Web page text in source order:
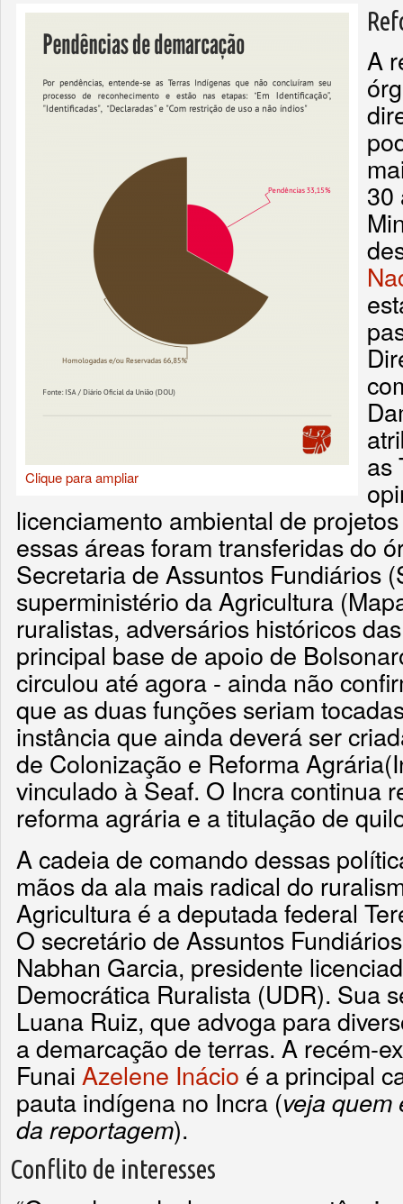
Clique para ampliar
A
30
as
licenciamento ambiental de
essas áreas foram transferidas do
Secretaria de Assuntos Fundiários
superministério da Agricultura
ruralistas, adversários históricos
principal base de apoio de
circulou até agora - ainda não
que as duas funções seriam
instância que ainda deverá ser
de Colonização e Reforma
vinculado à Seaf. O Incra continua
reforma agrária e a titulação de
A cadeia de comando dessas
mãos da ala mais radical do
Agricultura é a deputada federal
O secretário de Assuntos
Nabhan Garcia, presidente
Democrática Ruralista (UDR). Sua
Luana Ruiz, que advoga para
a demarcação de terras. A recém-
Funai Azelene Inácio é a principal
pauta indígena no Incra (veja quem
da reportagem).
Conflito de interesses